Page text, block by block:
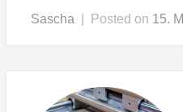
Sascha Posted on 15.